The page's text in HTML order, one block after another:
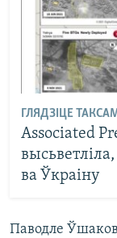
ГЛЯДЗІЦЕ
Associated
ва Ўкраіну
Паводле